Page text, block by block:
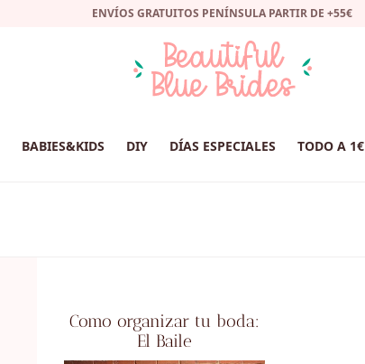
ENVÍOS GRATUITOS PENÍNSULA PARTIR DE +55€
BABIES&KIDS DIY DÍAS ESPECIALES TODO A 1€
Como organizar tu boda:
El Baile